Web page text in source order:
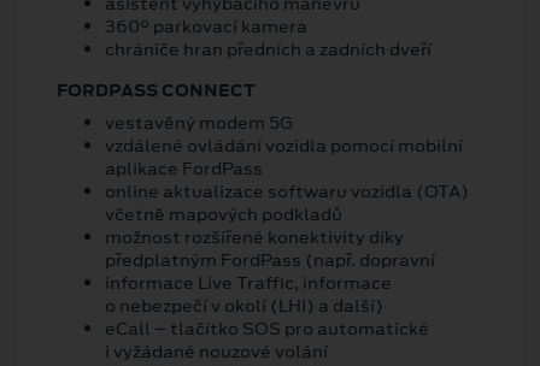
360° parkovací kamera
chrániče hran předních a zadních dveří
FORDPASS CONNECT
vestavěný modem 5G
vzdálené ovládání vozidla pomocí mobilní
aplikace FordPass
online aktualizace softwaru vozidla (OTA)
včetně mapových podkladů
možnost rozšířené konektivity díky
předplatným FordPass (např. dopravní
informace Live Traffic, informace
o nebezpečí v okolí (LHI) a další)
eCall – tlačítko SOS pro automatické
i vyžádané nouzové volání